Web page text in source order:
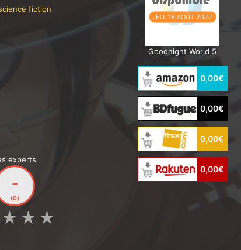
fiction
experts
-
(0)
★
★
★
JEU. 18 AOÛT 2022
Goodnight World 5
0,00€
0,00€
0,00€
0,00€